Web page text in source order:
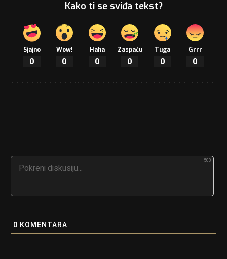
Kako ti se sviđa tekst?
Sjajno
0
Wow!
0
Haha
0
Zaspaću
0
Tuga
0
Grrr
0
500
0 KOMENTARA